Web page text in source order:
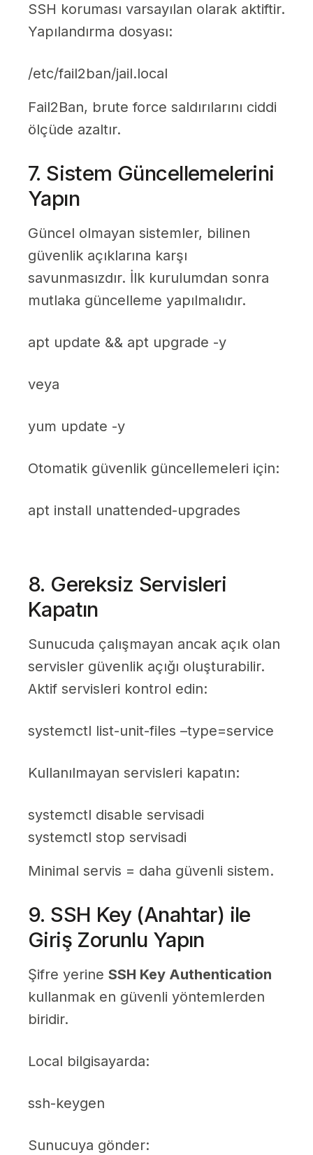
SSH koruması varsayılan olarak aktiftir.
Yapılandırma dosyası:
/etc/fail2ban/jail.local
Fail2Ban, brute force saldırılarını ciddi
ölçüde azaltır.
7. Sistem Güncellemelerini
Yapın
Güncel olmayan sistemler, bilinen
güvenlik açıklarına karşı
savunmasızdır. İlk kurulumdan sonra
mutlaka güncelleme yapılmalıdır.
apt update && apt upgrade -y
veya
yum update -y
Otomatik güvenlik güncellemeleri için:
apt install unattended-upgrades
8. Gereksiz Servisleri
Kapatın
Sunucuda çalışmayan ancak açık olan
servisler güvenlik açığı oluşturabilir.
Aktif servisleri kontrol edin:
systemctl list-unit-files –type=service
Kullanılmayan servisleri kapatın:
systemctl disable servisadi
systemctl stop servisadi
Minimal servis = daha güvenli sistem.
9. SSH Key (Anahtar) ile
Giriş Zorunlu Yapın
Şifre yerine SSH Key Authentication
kullanmak en güvenli yöntemlerden
biridir.
Local bilgisayarda:
ssh-keygen
Sunucuya gönder: